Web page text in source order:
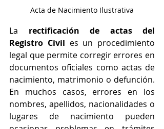
Acta de Nacimiento Ilustrativa
La rectificación de actas del
Registro Civil es un procedimiento
legal que permite corregir errores en
documentos oficiales como actas de
nacimiento, matrimonio o defunción.
En muchos casos, errores en los
nombres, apellidos, nacionalidades o
lugares de nacimiento pueden